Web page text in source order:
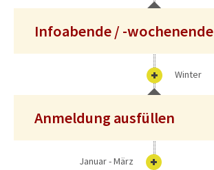
Infoabende / -wochenende
Winter
Anmeldung ausfüllen
Januar - März